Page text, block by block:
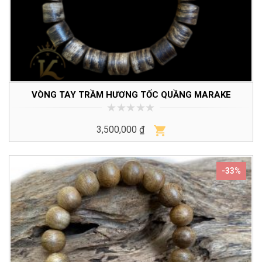
VÒNG TAY TRẦM HƯƠNG TỐC QUẦNG MARAKE
trên
3,500,000₫
-33%